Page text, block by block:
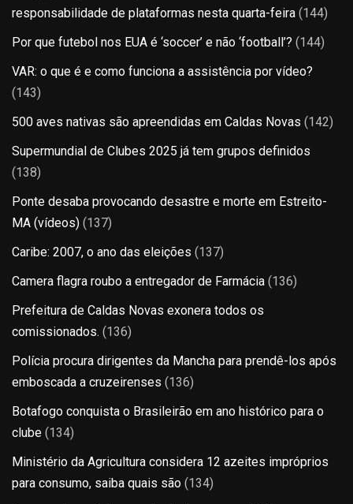
responsabilidade de plataformas nesta quarta-feira (144)
Por que futebol nos EUA é ‘soccer’ e não ‘football’? (144)
VAR: o que é e como funciona a assistência por vídeo?
(143)
500 aves nativas são apreendidas em Caldas Novas (142)
Supermundial de Clubes 2025 já tem grupos definidos
(138)
Ponte desaba provocando desastre e morte em Estreito-
MA (vídeos) (137)
Caribe: 2007, o ano das eleições (137)
Camera flagra roubo a entregador de Farmácia (136)
Prefeitura de Caldas Novas exonera todos os
comissionados. (136)
Polícia procura dirigentes da Mancha para prendê-los após
emboscada a cruzeirenses (136)
Botafogo conquista o Brasileirão em ano histórico para o
clube (134)
Ministério da Agricultura considera 12 azeites impróprios
para consumo, saiba quais são (134)